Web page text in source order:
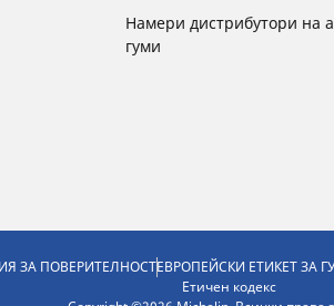
Намери дистрибутори на
гуми
ЗА ПОВЕРИТЕЛНОСТЕВРОПЕЙСКИ ЕТИКЕТ ЗА
Етичен кодекс